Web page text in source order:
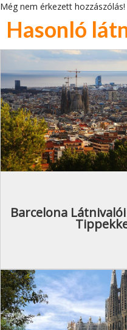
Még nem érkezett hozzászólás!
Hasonló
Barcelona